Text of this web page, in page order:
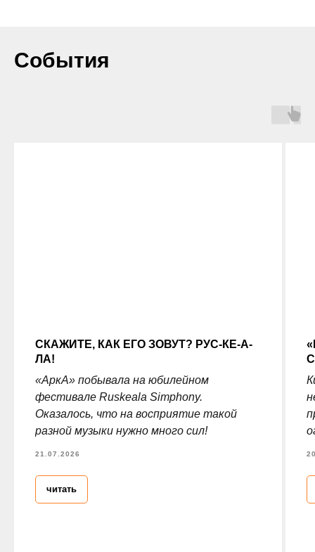
События
СКАЖИТЕ, КАК ЕГО ЗОВУТ? РУС-КЕ-А-
ЛА!
«АркА» побывала на юбилейном
фестивале Ruskeala Simphony.
Оказалось, что на восприятие такой
разной музыки нужно много сил!
21.07.2026
читать